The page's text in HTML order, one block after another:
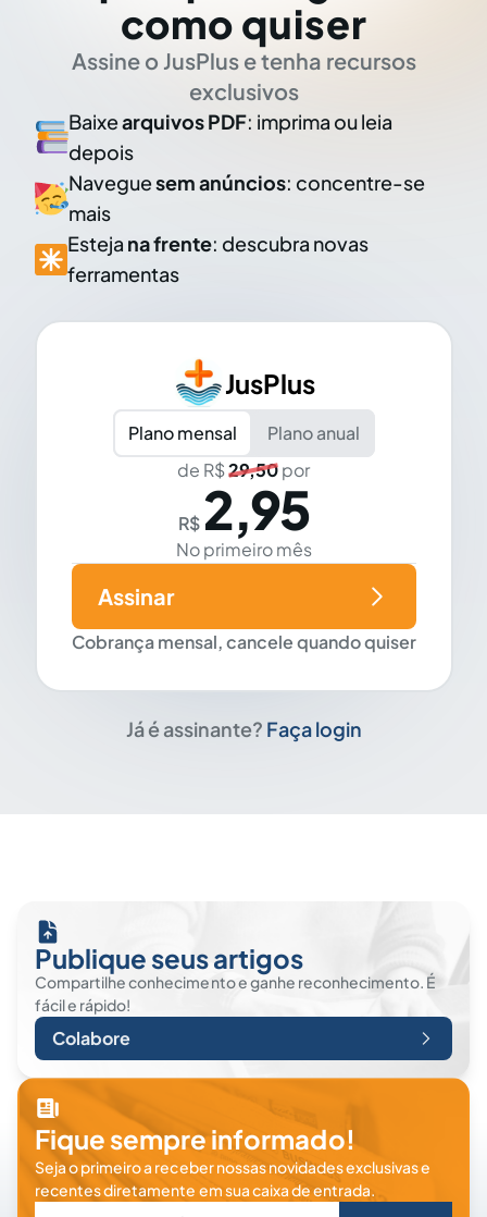
como quiser
Assine o JusPlus e tenha recursos
exclusivos
Baixearquivos PDF: imprima ou leia
depois
Naveguesem anúncios: concentre-se
mais
Esteja na frente: descubra novas
ferramentas
JusPlus
Plano mensal
Plano anual
de R$29,50por
R$ 2,95
No primeiro mês
Cobrança mensal, cancele quando quiser
Assinar
Já é assinante? Faça login
Publique seus artigos
Compartilhe conhecimento e ganhe reconhecimento. É
fácil e rápido!
Colabore
Fique sempre informado!
Seja o primeiro a receber nossas novidades exclusivas e
recentes diretamente em sua caixa de entrada.